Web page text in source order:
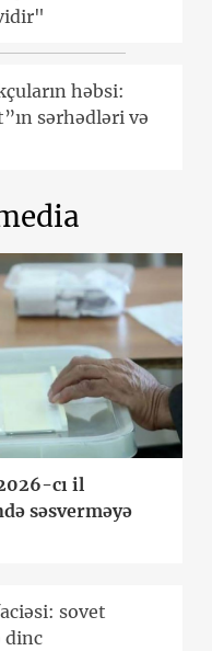
həbsi:
sərhədləri və
cı il
səsverməyə
sovet
dinc